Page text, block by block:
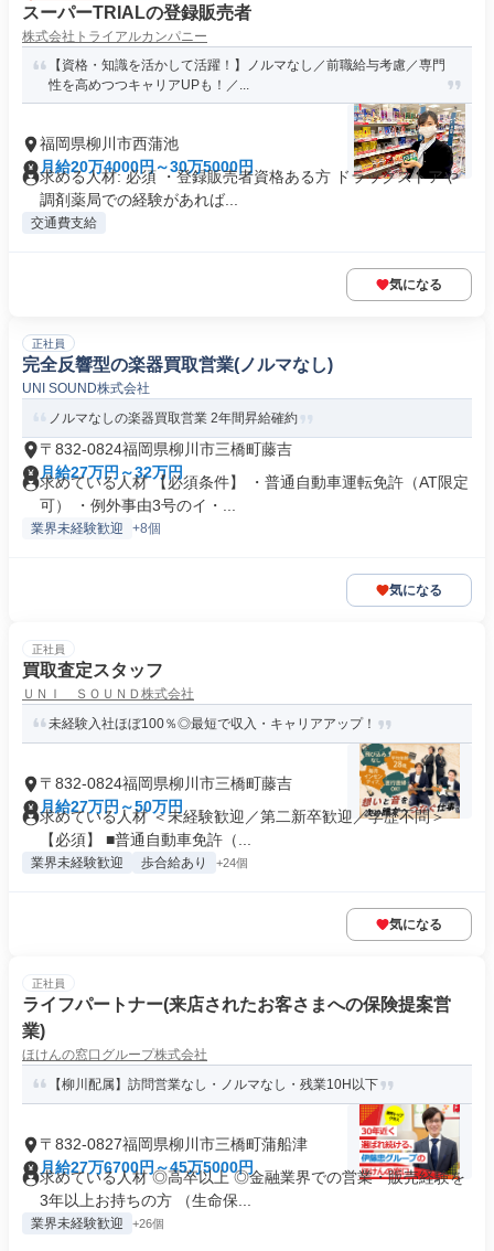
スーパーTRIALの登録販売者
株式会社トライアルカンパニー
【資格・知識を活かして活躍！】ノルマなし／前職給与考慮／専⾨
性を⾼めつつキャリアUPも！／...
福岡県柳川市西蒲池
月給20万4000円～30万5000円
求める人材: 必須 ・登録販売者資格ある方 ドラッグストアや
調剤薬局での経験があれば...
交通費支給
気になる
正社員
完全反響型の楽器買取営業(ノルマなし)
UNI SOUND株式会社
ノルマなしの楽器買取営業 2年間昇給確約
〒832-0824福岡県柳川市三橋町藤吉
月給27万円～32万円
求めている人材 【必須条件】 ・普通自動車運転免許（AT限定
可） ・例外事由3号のイ・...
業界未経験歓迎 +8個
気になる
正社員
買取査定スタッフ
ＵＮＩ ＳＯＵＮＤ株式会社
未経験入社ほぼ100％◎最短で収入・キャリアアップ！
〒832-0824福岡県柳川市三橋町藤吉
月給27万円～50万円
求めている人材 ＜未経験歓迎／第二新卒歓迎／学歴不問＞
【必須】 ■普通自動車免許（...
業界未経験歓迎 歩合給あり +24個
気になる
正社員
ライフパートナー(来店されたお客さまへの保険提案営
業)
ほけんの窓口グループ株式会社
【柳川配属】訪問営業なし・ノルマなし・残業10H以下
〒832-0827福岡県柳川市三橋町蒲船津
月給27万6700円～45万5000円
求めている人材 ◎高卒以上 ◎金融業界での営業・販売経験を
3年以上お持ちの方 （生命保...
業界未経験歓迎 +26個